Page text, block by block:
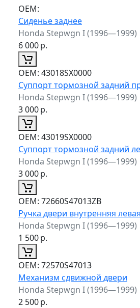
ОЕМ:
Сиденье заднее
Honda Stepwgn I (1996—1999)
6 000р.
ОЕМ: 43018SX0000
Суппорт тормозной задний
Honda Stepwgn I (1996—1999)
3 000р.
ОЕМ: 43019SX0000
Суппорт тормозной задний
Honda Stepwgn I (1996—1999)
3 000р.
ОЕМ: 72660S47013ZB
Ручка двери внутренняя левая
Honda Stepwgn I (1996—1999)
1 500р.
ОЕМ: 72570S47013
Механизм сдвижной двери
Honda Stepwgn I (1996—1999)
2 500р.